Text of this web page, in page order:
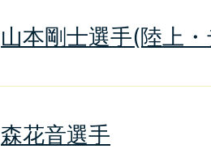
山本剛士選手(陸上
森花音選手